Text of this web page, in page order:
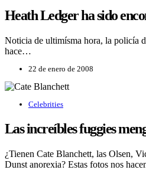
Heath Ledger ha sido
Noticia de ultimí­sma hora, la policí­a
hace…
22 de enero de 2008
Celebrities
Las increí­bles fuggies
¿Tienen Cate Blanchett, las Olsen,
Dunst anorexia? Estas fotos nos